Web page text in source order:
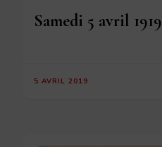
Samedi 5 avril 1919
5 AVRIL 2019